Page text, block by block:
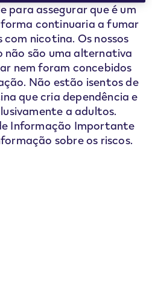
para assegurar que é um
continuaria a fumar
nicotina. Os nossos
não são uma alternativa
nem foram concebidos
Não estão isentos de
que cria dependência e
a adultos.
Informação Importante
sobre os riscos.